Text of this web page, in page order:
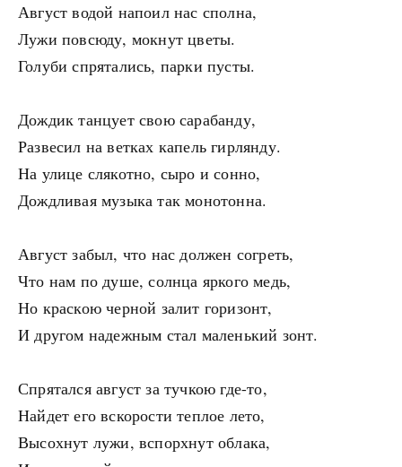
Август водой напоил нас сполна,
Лужи повсюду, мокнут цветы.
Голуби спрятались, парки пусты.
Дождик танцует свою сарабанду,
Развесил на ветках капель гирлянду.
На улице слякотно, сыро и сонно,
Дождливая музыка так монотонна.
Август забыл, что нас должен согреть,
Что нам по душе, солнца яркого медь,
Но краскою черной залит горизонт,
И другом надежным стал маленький зонт.
Спрятался август за тучкою где-то,
Найдет его вскорости теплое лето,
Высохнут лужи, вспорхнут облака,